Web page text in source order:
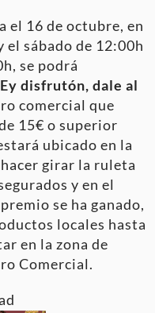
el 16 de octubre, en
sábado de 12:00h
se podrá
Ey disfrutón, dale al
comercial que
15€ o superior
ubicado en la
girar la ruleta
y en el
se ha ganado,
locales hasta
en la zona de
Comercial.